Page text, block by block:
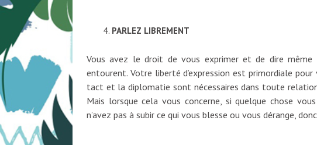
PARLEZ LIBREMENT
Vous avez le droit de vous exprimer et de dire
entourent. Votre liberté d’expression est primordiale
tact et la diplomatie sont nécessaires dans toute
Mais lorsque cela vous concerne, si quelque chose
n’avez pas à subir ce qui vous blesse ou vous dérange,